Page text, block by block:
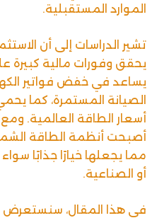
الموارد المستقبلية.
تشير الدراسات إلى أن
يحقق وفورات مالية كبيرة
يساعد في خفض فواتير
الصيانة المستمرة، كما
أسعار الطاقة العالمية. ومع
أصبحت أنظمة الطاقة
مما يجعلها خيارًا جذابًا سواء
أو الصناعية.
في هذا المقال،